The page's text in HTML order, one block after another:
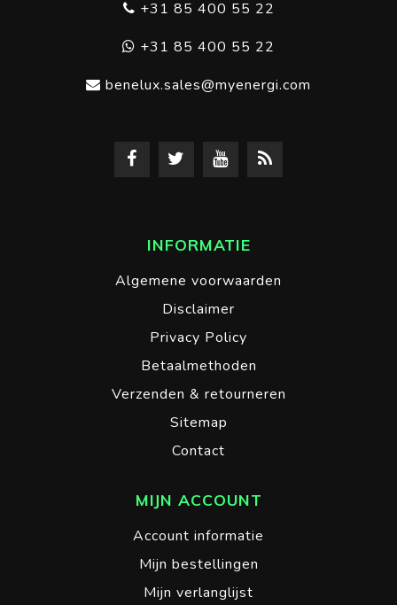
+31 85 400 55 22
+31 85 400 55 22
benelux.sales@myenergi.com
INFORMATIE
Algemene voorwaarden
Disclaimer
Privacy Policy
Betaalmethoden
Verzenden & retourneren
Sitemap
Contact
MIJN ACCOUNT
Account informatie
Mijn bestellingen
Mijn verlanglijst